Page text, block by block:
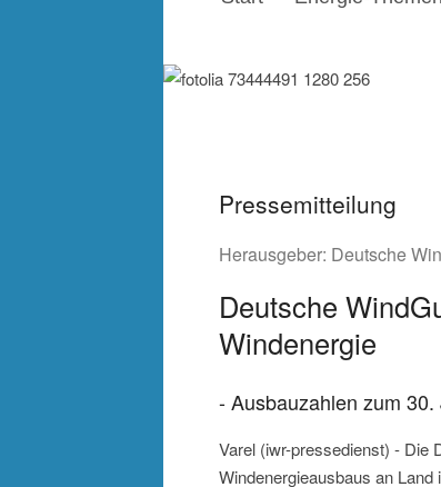
Pressemitteilung
Herausgeber: Deutsche
Deutsche
Windenergie
- Ausbauzahlen zum
Varel (iwr-pressedienst) - Die
Windenergieausbaus an